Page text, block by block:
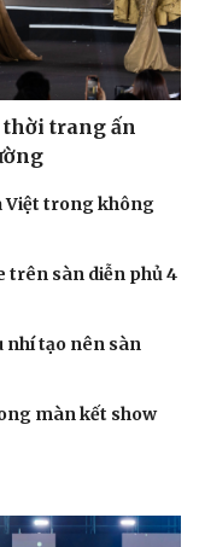
trang
thời trang ấn
Việt trong không
trên sàn diễn phủ 4
nhí tạo nên sàn
màn kết show